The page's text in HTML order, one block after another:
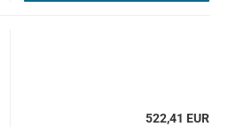
522,41 EUR